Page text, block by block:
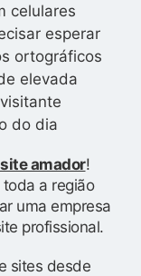
celulares
esperar
ortográficos
elevada
do dia
amador!
a região
uma empresa
profissional.
sites desde